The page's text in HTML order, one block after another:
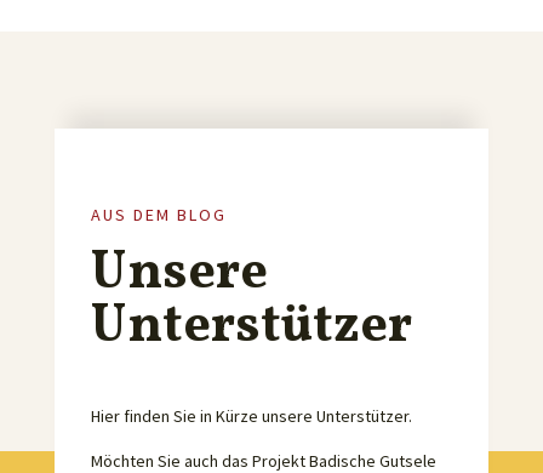
AUS DEM BLOG
Unsere
Unterstützer
Hier finden Sie in Kürze unsere Unterstützer.
Möchten Sie auch das Projekt Badische Gutsele